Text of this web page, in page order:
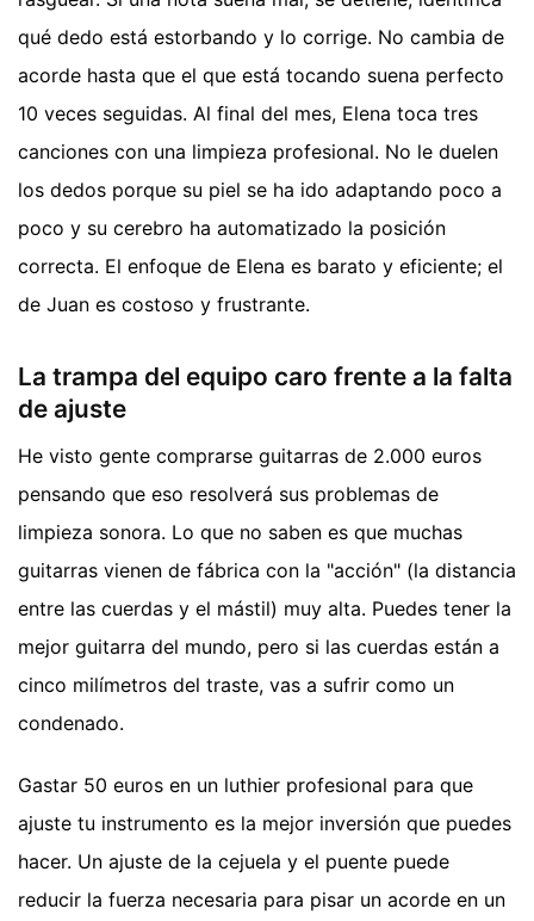
qué dedo está estorbando y lo corrige. No cambia de
acorde hasta que el que está tocando suena perfecto
10 veces seguidas. Al final del mes, Elena toca tres
canciones con una limpieza profesional. No le duelen
los dedos porque su piel se ha ido adaptando poco a
poco y su cerebro ha automatizado la posición
correcta. El enfoque de Elena es barato y eficiente; el
de Juan es costoso y frustrante.
La trampa del equipo caro frente a la falta
de ajuste
He visto gente comprarse guitarras de 2.000 euros
pensando que eso resolverá sus problemas de
limpieza sonora. Lo que no saben es que muchas
guitarras vienen de fábrica con la "acción" (la distancia
entre las cuerdas y el mástil) muy alta. Puedes tener la
mejor guitarra del mundo, pero si las cuerdas están a
cinco milímetros del traste, vas a sufrir como un
condenado.
Gastar 50 euros en un luthier profesional para que
ajuste tu instrumento es la mejor inversión que puedes
hacer. Un ajuste de la cejuela y el puente puede
reducir la fuerza necesaria para pisar un acorde en un